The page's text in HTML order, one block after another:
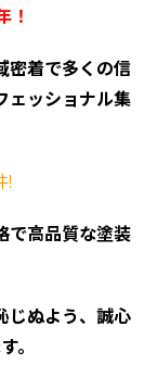
！
密着で多くの信
ェッショナル集
!
で高品質な塗装
じぬよう、誠心
。